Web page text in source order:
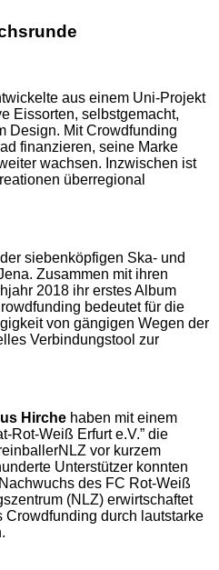
aus einem Uni-Projekt
Eissorten, selbstgemacht,
Design. Mit Crowdfunding
finanzieren, seine Marke
wachsen. Inzwischen ist
überregional
siebenköpfigen Ska- und
Zusammen mit ihren
2018 ihr erstes Album
bedeutet für die
von gängigen Wegen der
Verbindungstool zur
Hirche haben mit einem
Rot-Weiß Erfurt e.V.” die
vor kurzem
Unterstützer konnten
des FC Rot-Weiß
(NLZ) erwirtschaftet
durch lautstarke